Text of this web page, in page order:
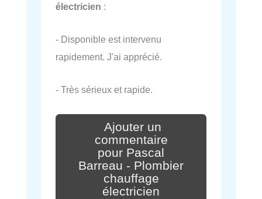
électricien :
- Disponible est intervenu
rapidement. J'ai apprécié.
- Très sérieux et rapide.
Ajouter un
commentaire
pour Pascal
Barreau - Plombier
chauffage
électricien